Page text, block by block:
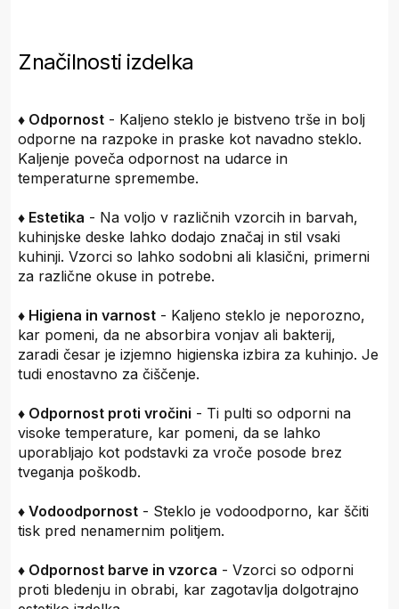
Značilnosti izdelka
♦ Odpornost - Kaljeno steklo je bistveno trše in bolj
odporne na razpoke in praske kot navadno steklo.
Kaljenje poveča odpornost na udarce in
temperaturne spremembe.
♦ Estetika - Na voljo v različnih vzorcih in barvah,
kuhinjske deske lahko dodajo značaj in stil vsaki
kuhinji. Vzorci so lahko sodobni ali klasični, primerni
za različne okuse in potrebe.
♦ Higiena in varnost - Kaljeno steklo je neporozno,
kar pomeni, da ne absorbira vonjav ali bakterij,
zaradi česar je izjemno higienska izbira za kuhinjo. Je
tudi enostavno za čiščenje.
♦ Odpornost proti vročini - Ti pulti so odporni na
visoke temperature, kar pomeni, da se lahko
uporabljajo kot podstavki za vroče posode brez
tveganja poškodb.
♦ Vodoodpornost - Steklo je vodoodporno, kar ščiti
tisk pred nenamernim politjem.
♦ Odpornost barve in vzorca - Vzorci so odporni
proti bledenju in obrabi, kar zagotavlja dolgotrajno